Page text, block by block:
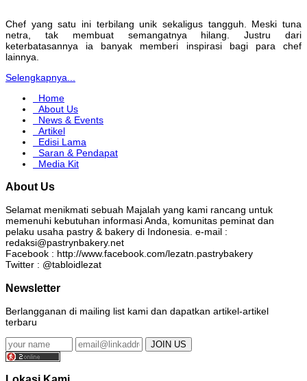
Chef yang satu ini terbilang unik sekaligus tangguh. Meski tuna
netra, tak membuat semangatnya hilang. Justru dari
keterbatasannya ia banyak memberi inspirasi bagi para chef
lainnya.
Selengkapnya...
Home
About Us
News & Events
Artikel
Edisi Lama
Saran & Pendapat
Media Kit
About Us
Selamat menikmati sebuah Majalah yang kami rancang untuk
memenuhi kebutuhan informasi Anda, komunitas peminat dan
pelaku usaha pastry & bakery di Indonesia. e-mail :
redaksi@pastrynbakery.net
Facebook : http://www.facebook.com/lezatn.pastrybakery
Twitter : @tabloidlezat
Newsletter
Berlangganan di mailing list kami dan dapatkan artikel-artikel
terbaru